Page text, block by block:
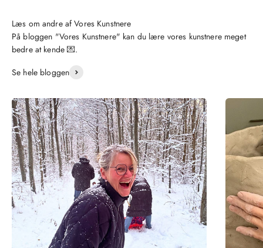
På bloggen "Vores Kunstnere" kan du lære vores kunstnere meget
bedre at kende 💌.
Se hele bloggen